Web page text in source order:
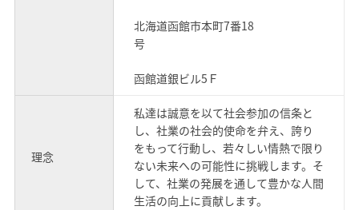
北海道函館市本町7番18
号
函館道銀ビル5Ｆ
理念
私達は誠意を以て社会参加の信条と
し、社業の社会的使命を弁え、誇り
をもって行動し、若々しい情熱で限り
ない未来への可能性に挑戦します。そ
して、社業の発展を通して豊かな人間
生活の向上に貢献します。